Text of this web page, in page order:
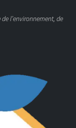
de l’environnement, de